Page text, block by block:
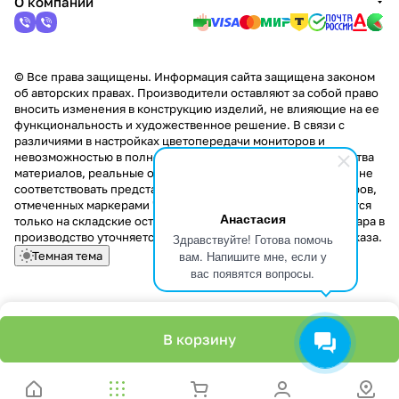
Анастасия
Здравствуйте! Готова помочь
вам. Напишите мне, если у
вас появятся вопросы.
В корзину
© Все права защищены. Информация сайта защищена законом
об авторских правах. Производители оставляют за собой право
вносить изменения в конструкцию изделий, не влияющие на ее
функциональность и художественное решение. В связи с
различиями в настройках цветопередачи мониторов и
невозможностью в полной мере передать некоторые свойства
материалов, реальные оттенки и текстуры продукции могут не
соответствовать представленным на сайте. Стоимость товаров,
отмеченных маркерами "Скидка!" и "Акция!" распространяется
только на складские остатки. Стоимость заказа данного товара в
производство уточняется у менеджера при оформлении заказа.
Темная тема